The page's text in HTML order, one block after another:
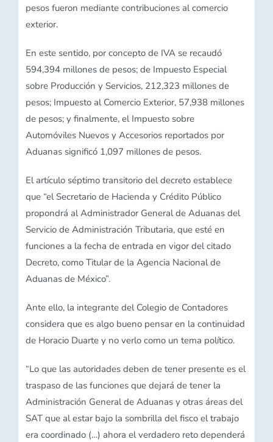
pesos fueron mediante contribuciones al comercio
exterior.
En este sentido, por concepto de IVA se recaudó
594,394 millones de pesos; de Impuesto Especial
sobre Producción y Servicios, 212,323 millones de
pesos; Impuesto al Comercio Exterior, 57,938 millones
de pesos; y finalmente, el Impuesto sobre
Automóviles Nuevos y Accesorios reportados por
Aduanas significó 1,097 millones de pesos.
El artículo séptimo transitorio del decreto establece
que “el Secretario de Hacienda y Crédito Público
propondrá al Administrador General de Aduanas del
Servicio de Administración Tributaria, que esté en
funciones a la fecha de entrada en vigor del citado
Decreto, como Titular de la Agencia Nacional de
Aduanas de México”.
Ante ello, la integrante del Colegio de Contadores
considera que es algo bueno pensar en la continuidad
de Horacio Duarte y no verlo como un tema político.
“Lo que las autoridades deben de tener presente es el
traspaso de las funciones que dejará de tener la
Administración General de Aduanas y otras áreas del
SAT que al estar bajo la sombrilla del fisco el trabajo
era coordinado (…) ahora el verdadero reto dependerá